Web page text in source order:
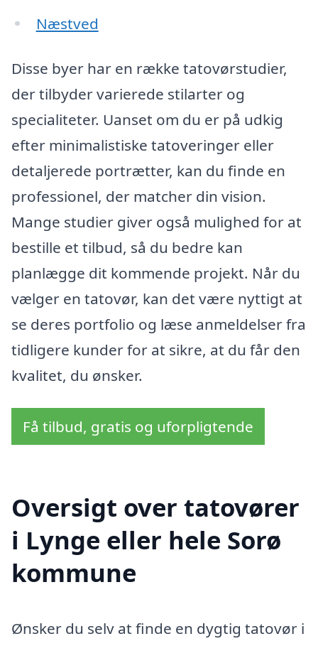
Næstved
Disse byer har en række tatovørstudier,
der tilbyder varierede stilarter og
specialiteter. Uanset om du er på udkig
efter minimalistiske tatoveringer eller
detaljerede portrætter, kan du finde en
professionel, der matcher din vision.
Mange studier giver også mulighed for at
bestille et tilbud, så du bedre kan
planlægge dit kommende projekt. Når du
vælger en tatovør, kan det være nyttigt at
se deres portfolio og læse anmeldelser fra
tidligere kunder for at sikre, at du får den
kvalitet, du ønsker.
Få tilbud, gratis og uforpligtende
Oversigt over tatovører
i Lynge eller hele Sorø
kommune
Ønsker du selv at finde en dygtig tatovør i